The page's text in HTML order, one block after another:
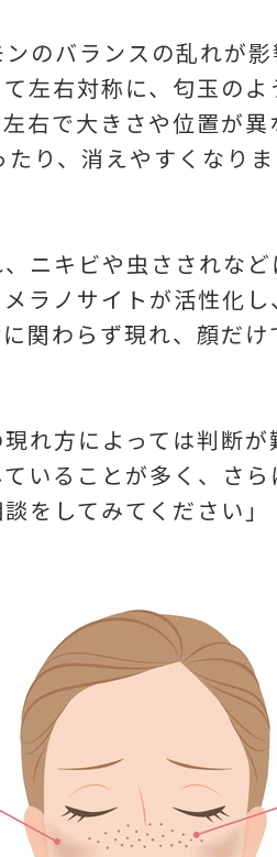
のバランスの乱れが
左右対称に、匂玉の
右で大きさや位置が
り、消えやすくなりま
ニキビや虫さされな
ラノサイトが活性化
関わらず現れ、顔だ
れ方によっては判断
いることが多く、さ
をしてみてください」